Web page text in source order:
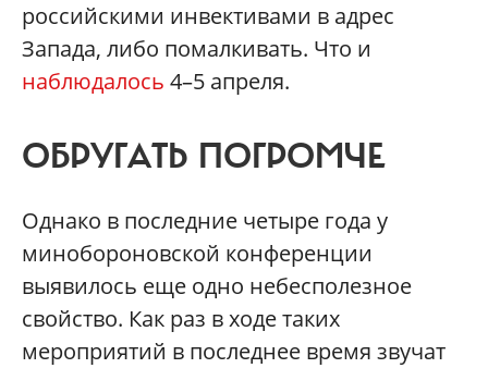
российскими инвективами в адрес
Запада, либо помалкивать. Что и
наблюдалось 4–5 апреля.
ОБРУГАТЬ ПОГРОМЧЕ
Однако в последние четыре года у
минобороновской конференции
выявилось еще одно небесполезное
свойство. Как раз в ходе таких
мероприятий в последнее время звучат